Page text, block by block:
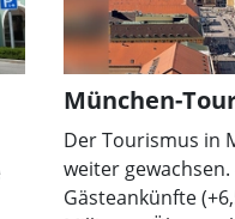
München-
Der Tourismus in
weiter
Gästeankünfte